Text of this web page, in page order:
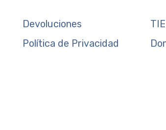
Devoluciones
Política de Privacidad